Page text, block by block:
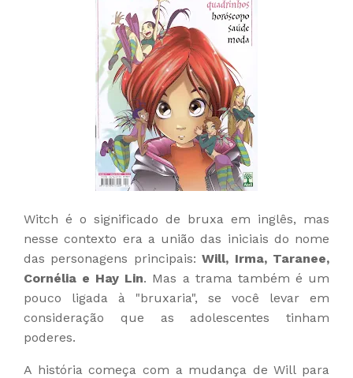
Witch é o significado de bruxa em inglês, mas
nesse contexto era a união das iniciais do nome
das personagens principais:Will, Irma, Taranee,
Cornélia e Hay Lin. Mas a trama também é um
pouco ligada à "bruxaria", se você levar em
consideração que as adolescentes tinham
poderes.
A história começa com a mudança de Will para